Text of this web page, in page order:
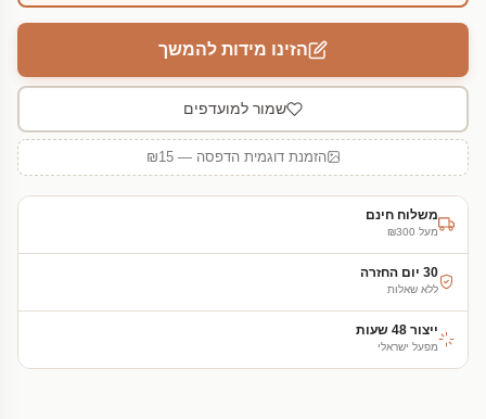
הזינו מידות להמשך
שמור למועדפים
הזמנת דוגמית הדפסה — ₪15
משלוח חינם
מעל ₪300
30 יום החזרה
ללא שאלות
ייצור 48 שעות
מפעל ישראלי